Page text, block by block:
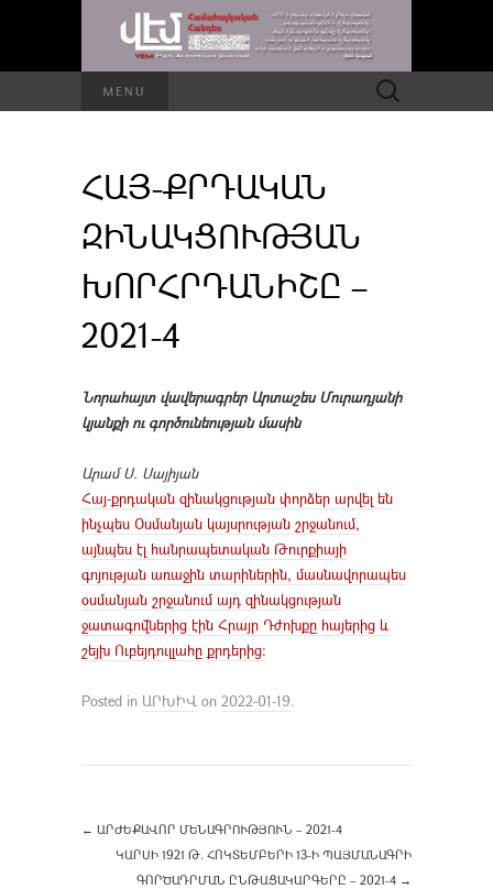
MENU Որոնել՝
ՀԱՅ-ՔՐԴԱԿԱՆ
ԶԻՆԱԿՑՈՒԹՅԱՆ
ԽՈՐՀՐԴԱՆԻՇԸ –
2021-4
Նորահայտ վավերագրեր Արտաշես Մուրադյանի
կյանքի ու գործունեության մասին
Արամ Ս. Սայիյան
Հայ-քրդական զինակցության փորձեր արվել են
ինչպես Օսմանյան կայսրության շրջանում,
այնպես էլ հանրապետական Թուրքիայի
գոյության առաջին տարիներին, մասնավորապես
օսմանյան շրջանում այդ զինակցության
ջատագովներից էին Հրայր Դժոխքը հայերից և
շեյխ Ուբեյդուլլահը քրդերից:
Posted in ԱՐԽԻՎ on 2022-01-19.
← ԱՐԺԵՔԱՎՈՐ ՄԵՆԱԳՐՈՒԹՅՈՒՆ – 2021-4
ԿԱՐՍԻ 1921 Թ. ՀՈԿՏԵՄԲԵՐԻ 13-Ի ՊԱՅՄԱՆԱԳՐԻ
ԳՈՐԾԱԴՐՄԱՆ ԸՆԹԱՑԱԿԱՐԳԵՐԸ – 2021-4 →